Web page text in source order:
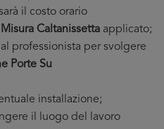
il costo orario
Caltanissetta applicato;
al professionista per svolgere
Porte Su
installazione;
il luogo del lavoro